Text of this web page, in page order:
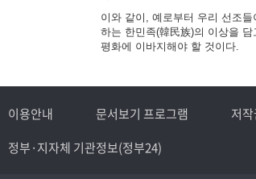
이와 같이, 예로부터 우리 선조
하는 한민족(韓民族)의 이상을
평화에 이바지해야 할 것이다.
이용안내 문서보기 프로그램 저
정부·지자체 기관정보(정부24)